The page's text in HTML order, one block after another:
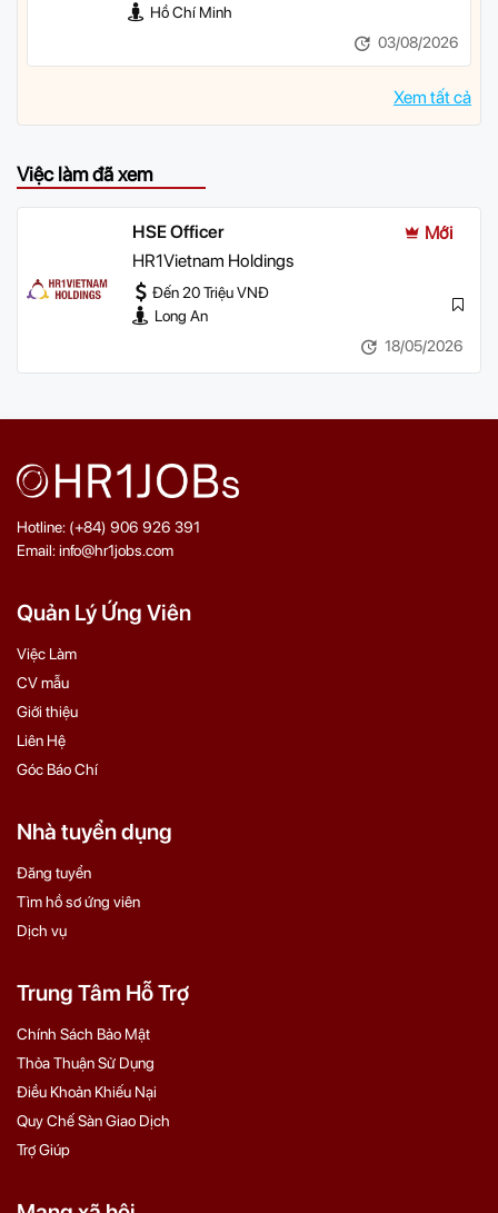
Hồ Chí Minh
03/08/2026
Xem tất cả
Việc làm đã xem
HSE Officer
Mới
HR1Vietnam Holdings
Đến 20 Triệu VNĐ
Long An
18/05/2026
Hotline: (+84) 906 926 391
Email: info@hr1jobs.com
Quản Lý Ứng Viên
Việc Làm
CV mẫu
Giới thiệu
Liên Hệ
Góc Báo Chí
Nhà tuyển dụng
Đăng tuyển
Tìm hồ sơ ứng viên
Dịch vụ
Trung Tâm Hỗ Trợ
Chính Sách Bảo Mật
Thỏa Thuận Sử Dụng
Điều Khoản Khiếu Nại
Quy Chế Sàn Giao Dịch
Trợ Giúp